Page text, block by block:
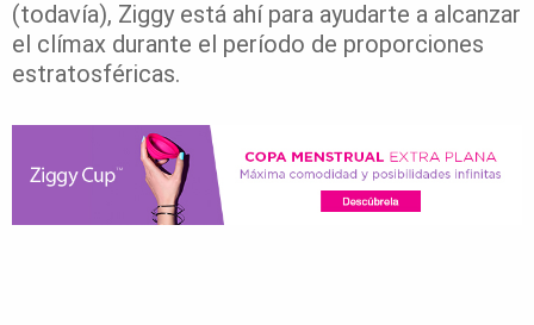
(todavía), Ziggy está ahí para ayudarte a alcanzar
el clímax durante el período de proporciones
estratosféricas.